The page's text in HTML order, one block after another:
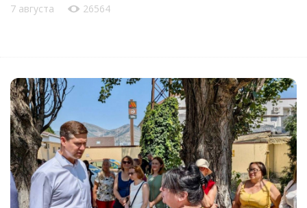
7 августа 26564